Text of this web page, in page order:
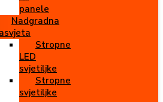
panele
Nadgradna
Stropne
LED
svjetiljke
Stropne
svjetiljke